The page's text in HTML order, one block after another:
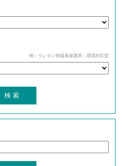
例：ウレタン樹脂系保護系：環境対応型